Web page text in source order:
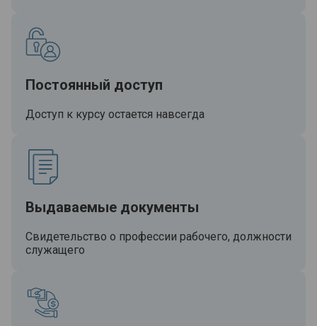
Постоянный доступ
Доступ к курсу остается навсегда
Выдаваемые документы
Свидетельство о профессии рабочего, должности
служащего